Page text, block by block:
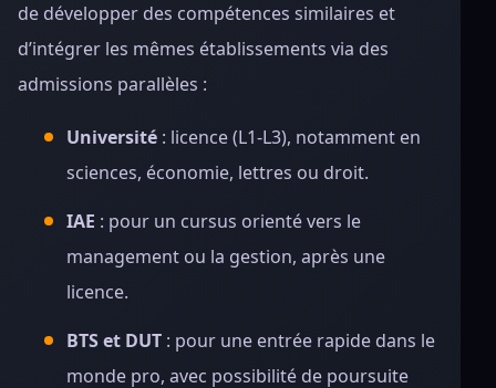
de développer des compétences similaires et
d’intégrer les mêmes établissements via des
admissions parallèles :
Université : licence (L1-L3), notamment en
sciences, économie, lettres ou droit.
IAE : pour un cursus orienté vers le
management ou la gestion, après une
licence.
BTS et DUT : pour une entrée rapide dans le
monde pro, avec possibilité de poursuite